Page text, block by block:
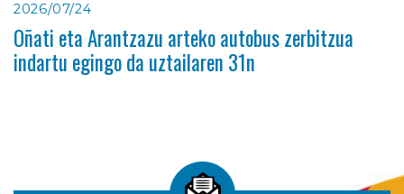
2026/07/24
Oñati eta Arantzazu arteko autobus zerbitzua
indartu egingo da uztailaren 31n